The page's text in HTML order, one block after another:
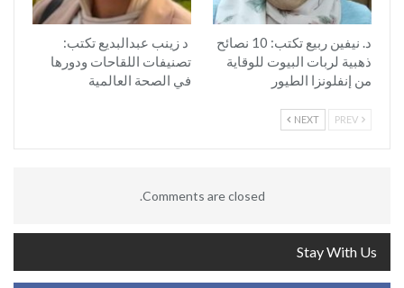
د. نيفين ربيع تكتب: 10 نصائح
ذهبية لربات البيوت للوقاية
من إنفلونزا الطيور
د زينب عبدالبديع تكتب:
تصنيفات اللقاحات ودورها
في الصحة العالمية
NEXT
Comments are closed.
Stay With Us